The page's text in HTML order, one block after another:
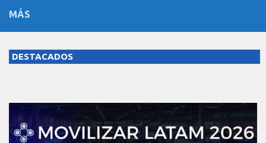
MÁS
DESTACADOS